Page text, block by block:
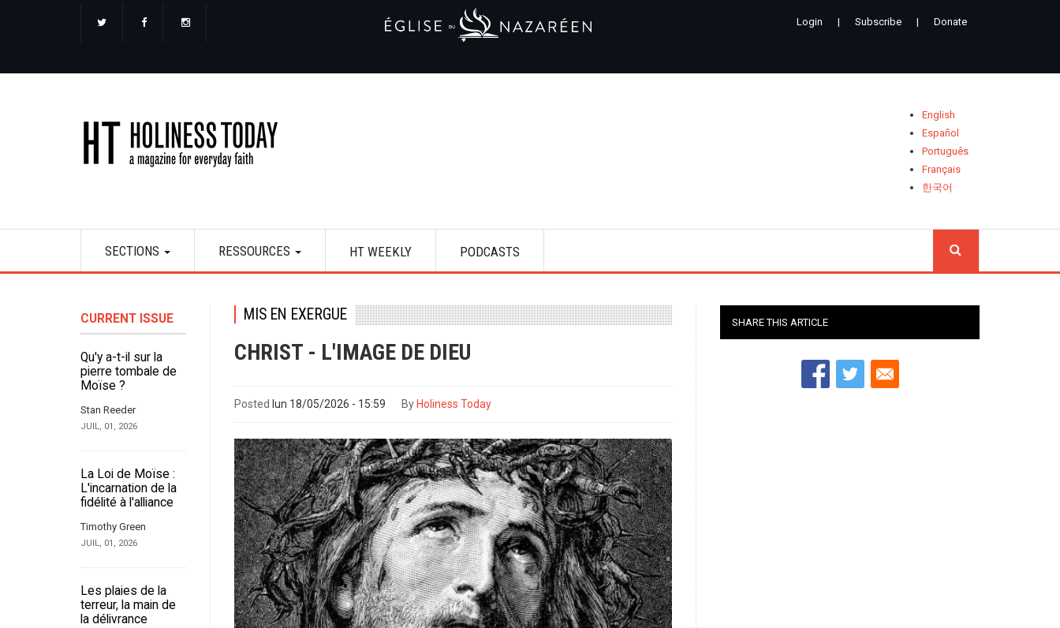
Login | Subscribe | Donate
English
Español
Português
Français
한국어
navigation
SECTIONS RESSOURCES HT WEEKLY PODCASTS
CURRENT ISSUE
Qu'y a-t-il sur la
pierre tombale de
Moïse ?
Stan Reeder
JUIL, 01, 2026
La Loi de Moïse :
L'incarnation de la
fidélité à l'alliance
Timothy Green
JUIL, 01, 2026
Les plaies de la
terreur, la main de
la délivrance
MIS EN EXERGUE
CHRIST - L'IMAGE DE DIEU
Posted lun 18/05/2026 - 15:59 By Holiness Today
SHARE THIS ARTICLE